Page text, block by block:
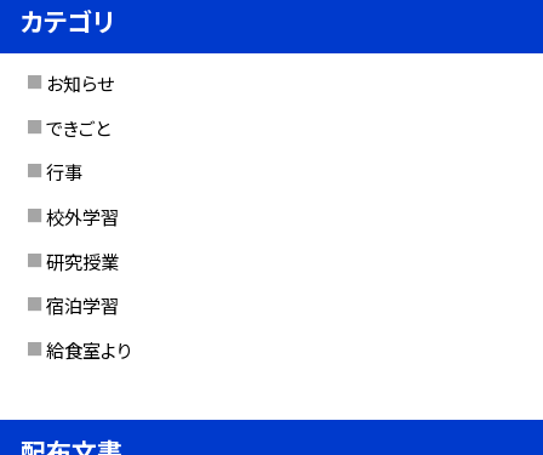
カテゴリ
お知らせ
できごと
行事
校外学習
研究授業
宿泊学習
給食室より